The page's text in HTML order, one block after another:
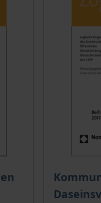
der
sich nach der